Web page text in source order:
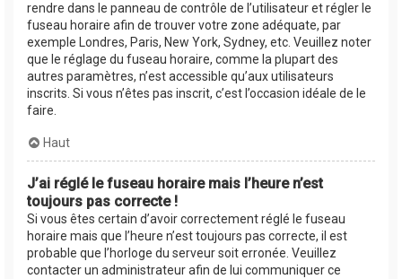
rendre dans le panneau de contrôle de l’utilisateur et régler le
fuseau horaire afin de trouver votre zone adéquate, par
exemple Londres, Paris, New York, Sydney, etc. Veuillez noter
que le réglage du fuseau horaire, comme la plupart des
autres paramètres, n’est accessible qu’aux utilisateurs
inscrits. Si vous n’êtes pas inscrit, c’est l’occasion idéale de le
faire.
Haut
J’ai réglé le fuseau horaire mais l’heure n’est
toujours pas correcte !
Si vous êtes certain d’avoir correctement réglé le fuseau
horaire mais que l’heure n’est toujours pas correcte, il est
probable que l’horloge du serveur soit erronée. Veuillez
contacter un administrateur afin de lui communiquer ce